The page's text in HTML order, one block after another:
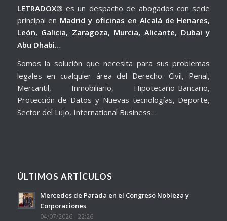
LETRADOX® es un despacho de abogados con sede
principal en Madrid y oficinas en Alcalá de Henares,
León, Galicia, Zaragoza, Murcia, Alicante, Dubai y
Abu Dhabi…
Somos la solución que necesita para sus problemas
legales en cualquier área del Derecho: Civil, Penal,
Mercantil, Inmobiliario, Hipotecario-Bancario,
Protección de Datos y Nuevas tecnologías, Deporte,
Sector del Lujo, International Business…
ÚLTIMOS ARTÍCULOS
Mercedes de Parada en el Congreso Nobleza y
Corporaciones
04/07/2026 - 22:26